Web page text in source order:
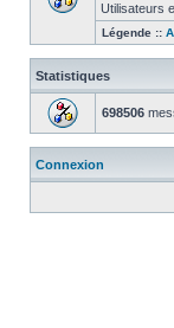
Utilisateurs
Légende ::
Statistiques
698506
Connexion